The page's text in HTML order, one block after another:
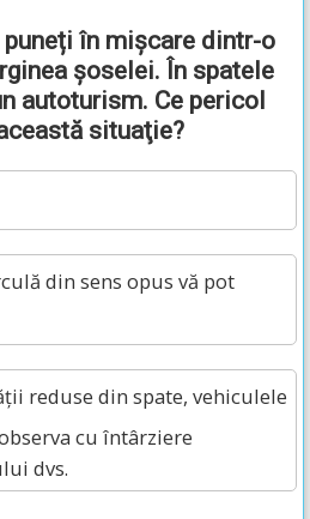
în mișcare dintr-o
șoselei. În spatele
autoturism. Ce pericol
situaţie?
din sens opus vă pot
reduse din spate, vehiculele
cu întârziere
dvs.